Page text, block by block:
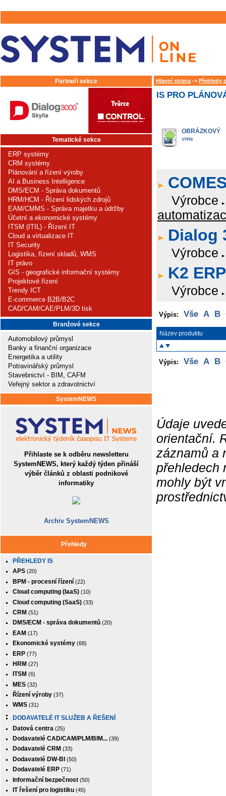
Partneři sekce
Tematické sekce
ERP systémy
CRM systémy
Plánování a řízení výroby
AI a Business Intelligence
DMS/ECM - Správa dokumentů
HRM/HCM - Řízení lidských zdrojů
EAM/CMMS - Správa majetku a údržby
Účetní a ekonomické systémy
ITSM (ITIL) - Řízení IT
Cloud a virtualizace IT
IT Security
Logistika, řízení skladů, WMS
IT právo
GIS - geografické informační systémy
Projektové řízení
Trendy ICT
E-commerce B2B/B2C
CAD/CAM/CAE/PLM/3D tisk
Branžové sekce
Automobilový průmysl
Banky a finanční organizace
Energetika a utility
Potravinářský průmysl
Stavebnictví - BIM, CAFM
Veřejný sektor a zdravotnictví
SystemNEWS
Přihlaste se k odběru newsletteru
SystemNEWS, který každý týden přináší
výběr článků z oblasti podnikové
informatiky
Archiv SystemNEWS
Přehledy
PŘEHLEDY IS
APS (20)
BPM - procesní řízení (22)
Cloud computing (IaaS) (10)
Cloud computing (SaaS) (33)
CRM (51)
DMS/ECM - správa dokumentů (20)
EAM (17)
Ekonomické systémy (68)
ERP (77)
HRM (27)
ITSM (6)
MES (32)
Řízení výroby (37)
WMS (31)
DODAVATELÉ IT SLUŽEB A ŘEŠENÍ
Datová centra (25)
Dodavatelé CAD/CAM/PLM/BIM... (39)
Dodavatelé CRM (33)
Dodavatelé DW-BI (50)
Dodavatelé ERP (71)
Informační bezpečnost (50)
IT řešení pro logistiku (45)
Hlavní strana -> Přehledy
IS PRO
OBRÁZKOVÝ
VÝPIS
Výrobce
Dialog
Výrobce
K2 ERP
Výrobce
Výpis: Vše A B
Název produktu
Výpis: Vše A B
Údaje
orientační.
záznamů a
přehledech
mohly být